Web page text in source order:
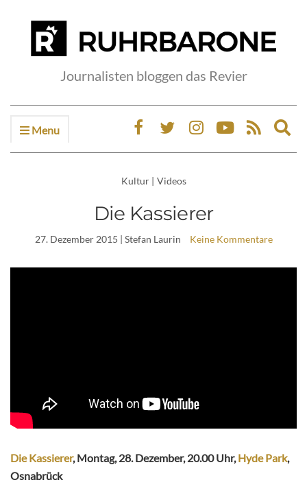
Journalisten bloggen das Revier
Menu
Kultur | Videos
Die Kassierer
27. Dezember 2015 | Stefan Laurin Keine Kommentare
Die Kassierer, Montag, 28. Dezember, 20.00 Uhr,Hyde Park,
Osnabrück